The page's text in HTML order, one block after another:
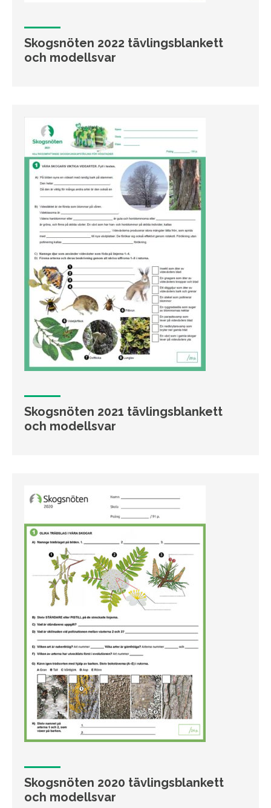
Skogsnöten 2022 tävlingsblankett
och modellsvar
Skogsnöten 2021 tävlingsblankett
och modellsvar
Skogsnöten 2020 tävlingsblankett
och modellsvar